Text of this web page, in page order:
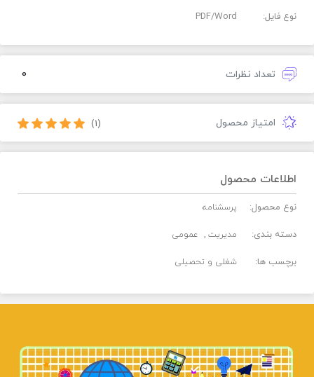
نوع فایل:
PDF/Word
تعداد نظرات 0
امتیاز محصول (1)
اطلاعات محصول
نوع محصول: پرسشنامه
دسته بندی: مدیریت عمومی
برچسب ها: شغلی و تحصیلی